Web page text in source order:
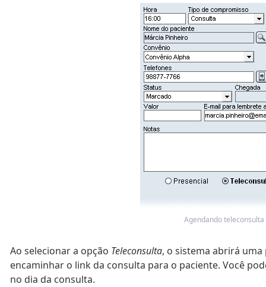
Agendando teleconsulta
Ao selecionar a opção Teleconsulta, o sistema abrirá
encaminhar o link da consulta para o paciente. Você
no dia da consulta.